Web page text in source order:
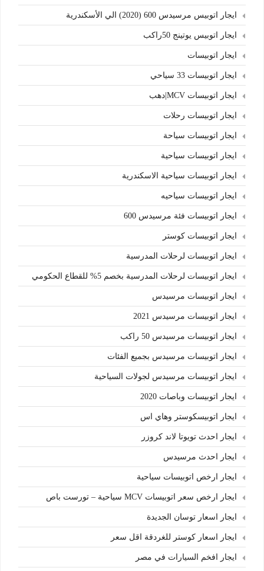
ايجار اتوبيس مرسيدس 600 (2020) الي الأسكندرية
ايجار اتوبيس يوتينج 50راكب
ايجار اتوبيسات
ايجار اتوبيسات 33 سياحي
ايجار اتوبيسات MCV|دهب
ايجار اتوبيسات رحلات
ايجار اتوبيسات سياحة
ايجار اتوبيسات سياحية
ايجار اتوبيسات سياحية الاسكندرية
ايجار اتوبيسات سياحيه
ايجار اتوبيسات فئة مرسيدس 600
ايجار اتوبيسات كوستر
ايجار اتوبيسات لرحلات المدرسية
ايجار اتوبيسات لرحلات المدرسية بخصم 5% للقطاع الحكومي
ايجار اتوبيسات مرسيدس
ايجار اتوبيسات مرسيدس 2021
ايجار اتوبيسات مرسيدس 50 راكب
ايجار اتوبيسات مرسيدس بجميع الفئات
ايجار اتوبيسات مرسيدس لجولات السياحية
ايجار اتوبيسات وباصات 2020
ايجار اتوبيسكوستر وهاي اس
ايجار احدث تويوتا لاند كروزر
ايجار احدث مرسيدس
ايجار ارخص اتوبيسات سياحية
ايجار ارخص سعر اتوبيسات MCV سياحية – تورست باص
ايجار اسعار توسان الجديدة
ايجار اسعار كوستر للغردقة اقل سعر
ايجار افخم السيارات في مصر